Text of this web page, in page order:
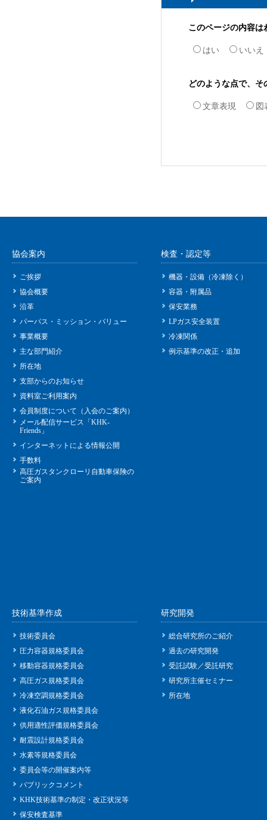
このページの内容は
はい いいえ
どのような点で、
文章表現 図
協会案内
ご挨拶
協会概要
沿革
パーパス・ミッション・バリュー
事業概要
主な部門紹介
所在地
支部からのお知らせ
資料室ご利用案内
会員制度について（入会のご案内）
メール配信サービス「KHK-
Friends」
インターネットによる情報公開
手数料
高圧ガスタンクローリ自動車保険の
ご案内
検査・認定等
機器・設備（冷凍除く）
容器・附属品
保安業務
LPガス安全装置
冷凍関係
例示基準の改正・追加
技術基準作成
技術委員会
圧力容器規格委員会
移動容器規格委員会
高圧ガス規格委員会
冷凍空調規格委員会
液化石油ガス規格委員会
供用適性評価規格委員会
耐震設計規格委員会
水素等規格委員会
委員会等の開催案内等
パブリックコメント
KHK技術基準の制定・改正状況等
保安検査基準
研究開発
総合研究所のご紹介
過去の研究開発
受託試験／受託研究
研究所主催セミナー
所在地